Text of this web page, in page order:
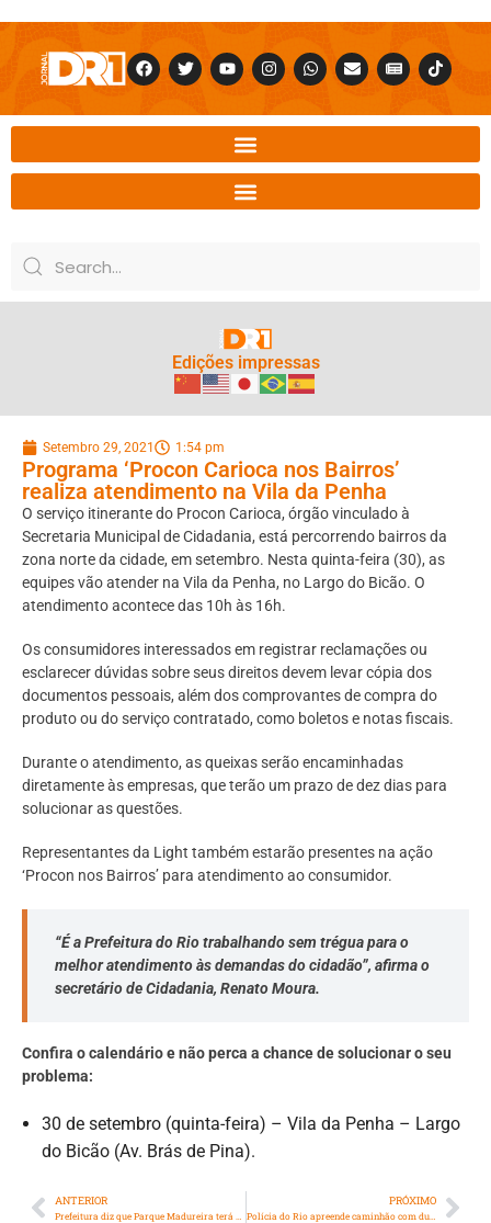
Edições impressas
Setembro 29, 2021 1:54 pm
Programa ‘Procon Carioca nos Bairros’
realiza atendimento na Vila da Penha
O serviço itinerante do Procon Carioca, órgão vinculado à
Secretaria Municipal de Cidadania, está percorrendo bairros da
zona norte da cidade, em setembro. Nesta quinta-feira (30), as
equipes vão atender na Vila da Penha, no Largo do Bicão. O
atendimento acontece das 10h às 16h.
Os consumidores interessados em registrar reclamações ou
esclarecer dúvidas sobre seus direitos devem levar cópia dos
documentos pessoais, além dos comprovantes de compra do
produto ou do serviço contratado, como boletos e notas fiscais.
Durante o atendimento, as queixas serão encaminhadas
diretamente às empresas, que terão um prazo de dez dias para
solucionar as questões.
Representantes da Light também estarão presentes na ação
‘Procon nos Bairros’ para atendimento ao consumidor.
“É a Prefeitura do Rio trabalhando sem trégua para o
melhor atendimento às demandas do cidadão”, afirma o
secretário de Cidadania, Renato Moura.
Confira o calendário e não perca a chance de solucionar o seu
problema:
30 de setembro (quinta-feira) – Vila da Penha – Largo
do Bicão (Av. Brás de Pina).
ANTERIOR PRÓXIMO
Polícia do Rio apreende caminhão com duas toneladas de maconha